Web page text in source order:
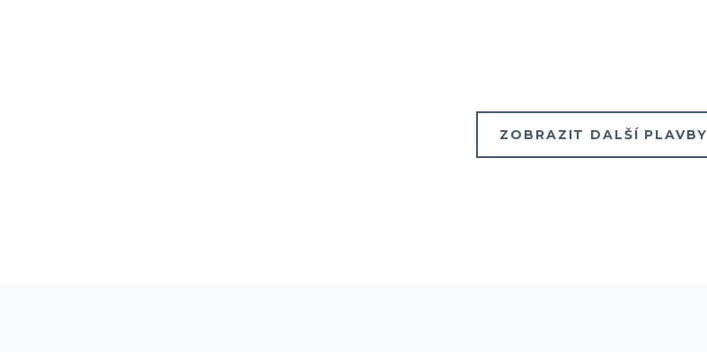
ZOBRAZIT DALŠÍ PLAVBY